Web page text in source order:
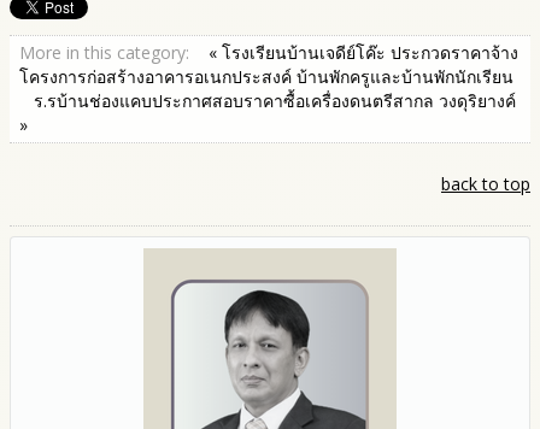
More in this category:
« โรงเรียนบ้านเจดีย์โค๊ะ ประกวดราคาจ้าง
โครงการก่อสร้างอาคารอเนกประสงค์ บ้านพักครูและบ้านพักนักเรียน
ร.รบ้านช่องแคบประกาศสอบราคาซื้อเครื่องดนตรีสากล วงดุริยางค์
»
back to top